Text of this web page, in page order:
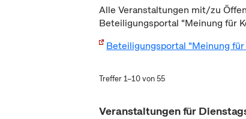
Alle Veranstaltungen mit/zu
Beteiligungsportal "Meinung für
Beteiligungsportal "Meinung für
Treffer 1–10 von 55
Veranstaltungen für